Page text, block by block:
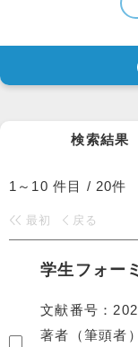
検索結果
1～10 件目 / 20件
最初 戻る
学生フォー
文献番号
著者（筆頭者）